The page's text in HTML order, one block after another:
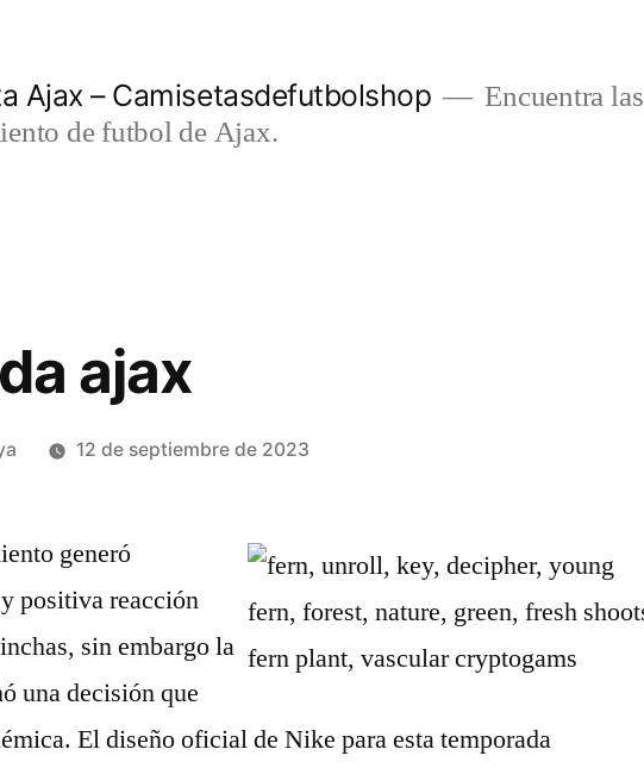
Ajax – Camisetasdefutbolshop
Encuentra
de futbol de Ajax.
ajax
12 de septiembre de 2023
generó
positiva reacción
sin embargo la
una decisión que
El diseño oficial de Nike para esta temporada